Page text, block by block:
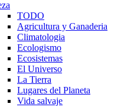
TODO
Agricultura y Ganaderia
Climatologia
Ecologismo
Ecosistemas
El Universo
La Tierra
Lugares del Planeta
Vida salvaje